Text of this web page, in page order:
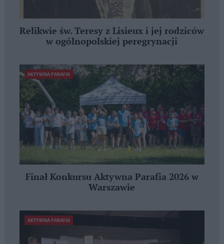
Relikwie św. Teresy z Lisieux i jej rodziców
w ogólnopolskiej peregrynacji
AKTYWNA PARAFIA
Finał Konkursu Aktywna Parafia 2026 w
Warszawie
AKTYWNA PARAFIA